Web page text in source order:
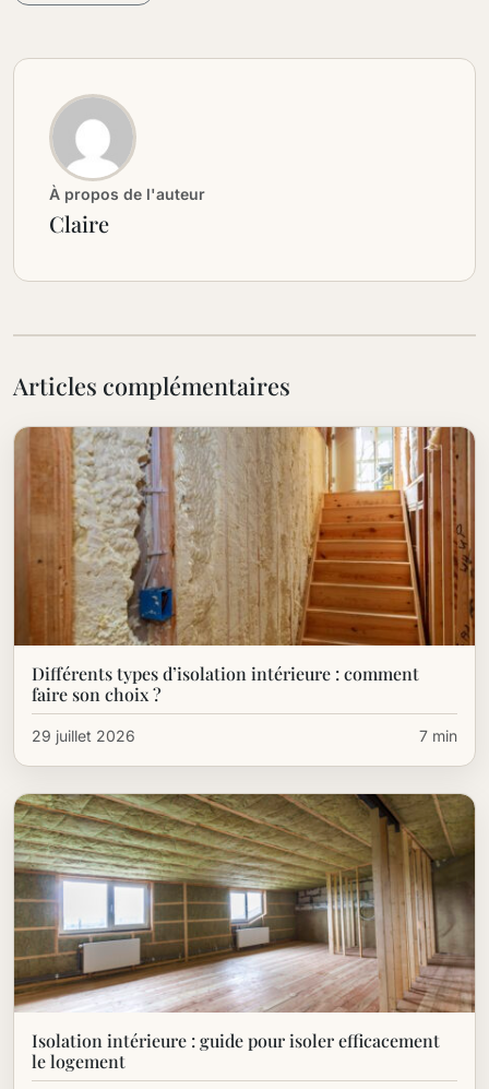
À propos de l'auteur
Claire
Articles complémentaires
Différents types d’isolation intérieure : comment
faire son choix ?
29 juillet 2026 7 min
Isolation intérieure : guide pour isoler efficacement
le logement